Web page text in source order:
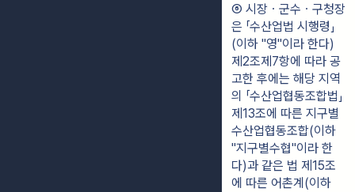
⑥ 시장ㆍ군수ㆍ구청장
은 「수산업법 시행령」
(이하 "영"이라 한다)
제2조제7항에 따라 공
고한 후에는 해당 지역
의 「수산업협동조합법」
제13조에 따른 지구별
수산업협동조합(이하
"지구별수협"이라 한
다)과 같은 법 제15조
에 따른 어촌계(이하